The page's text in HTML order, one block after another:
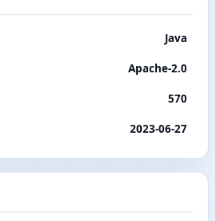
Java
Apache-2.0
570
2023-06-27